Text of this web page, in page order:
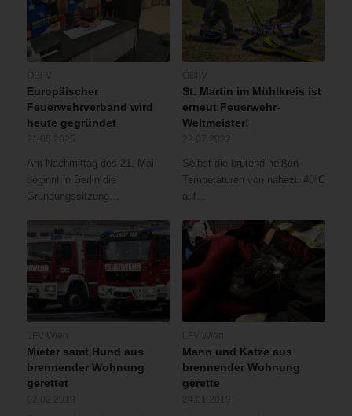
Europäischer
Feuerwehrverband wird
heute gegründet
Am Nachmittag des 21. Mai
beginnt in Berlin die
Gründungssitzung…
St. Martin im Mühlkreis ist
erneut Feuerwehr-
Weltmeister!
Selbst die brütend heißen
Temperaturen von nahezu 40°C
auf…
Mieter samt Hund aus
brennender Wohnung
gerettet
Mann und Katze aus
brennender Wohnung
gerette